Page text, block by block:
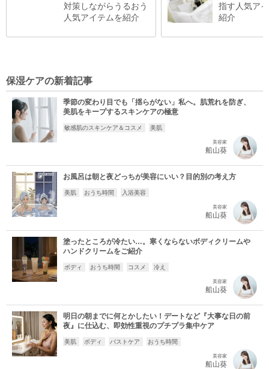
対策しながらうるおう
人気アイテムを紹介
指す人気ア
紹介
保湿ケアの新着記事
季節の変わり目でも「揺らがない」私へ。肌荒れを防ぎ、
美肌をキープするスキンケアの極意
敏感肌のスキンケア＆コスメ 美肌
美容家
船山葵
お風呂は朝と夜どっちが美容にいい？目的別の考え方
美肌 おうち時間 入浴美容
美容家
船山葵
塗ったところが冷たい…。寒くならないボディクリームや
ハンドクリームをご紹介
ボディ おうち時間 コスメ 冷え
美容家
船山葵
明日の朝までに何とかしたい！デートなど『大事な日の前
夜』に仕込む、即効性重視のプチプラ集中ケア
美肌 ボディ バストケア おうち時間
美容家
船山葵